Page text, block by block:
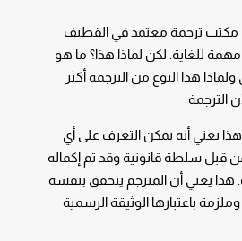
ترجمة معتمد في القطيف
مهمة للغاية. لكن لماذا هذا؟ ما هو
هذا النوع من الترجمة أكثر
الترجمة
يعني أنه يمكن التعرف على أي
قبل سلطة قانونية وقد تم إكماله
يعني أن المترجم يتحقق بنفسه
باعتبارها الوثيقة الرسمية